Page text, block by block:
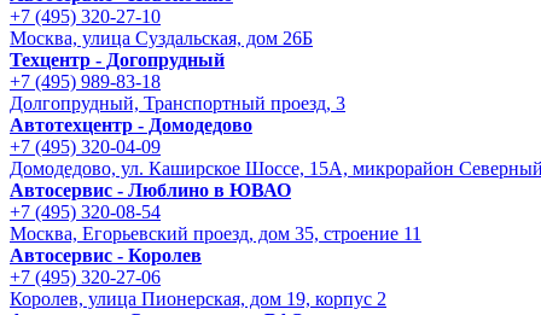
+7 (495) 320-27-10
Москва, улица Суздальская, дом 26Б
Техцентр - Догопрудный
+7 (495) 989-83-18
Долгопрудный, Транспортный проезд, 3
Автотехцентр - Домодедово
+7 (495) 320-04-09
Домодедово, ул. Каширское Шоссе, 15А, микрорайон
Автосервис - Люблино в ЮВАО
+7 (495) 320-08-54
Москва, Егорьевский проезд, дом 35, строение 11
Автосервис - Королев
+7 (495) 320-27-06
Королев, улица Пионерская, дом 19, корпус 2